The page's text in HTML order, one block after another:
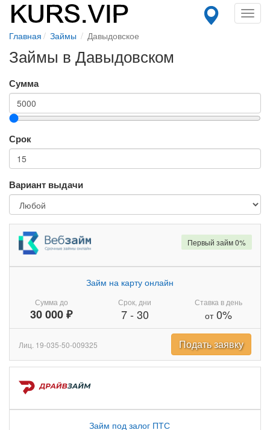
Главная Займы Давыдовское
Займы в Давыдовском
Сумма
Срок
Вариант выдачи
Сумма до
30 000 ₽
Займ на карту онлайн
Срок, дни
7- 30
Ставка в день
от0%
Первый займ 0%
Лиц. 19-035-50-009325 Подать заявку
Займ под залог ПТС